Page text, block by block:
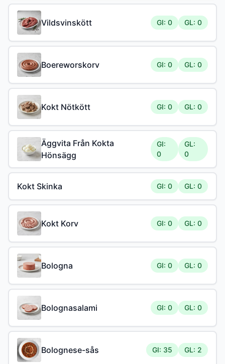
Vildsvinskött GI: 0 GL: 0
Boereworskorv GI: 0 GL: 0
Kokt Nötkött GI: 0 GL: 0
Äggvita Från Kokta
Hönsägg
GI:
0
GL:
0
Kokt Skinka GI: 0 GL: 0
Kokt Korv GI: 0 GL: 0
Bologna GI: 0 GL: 0
Bolognasalami GI: 0 GL: 0
Bolognese-sås GI: 35 GL: 2